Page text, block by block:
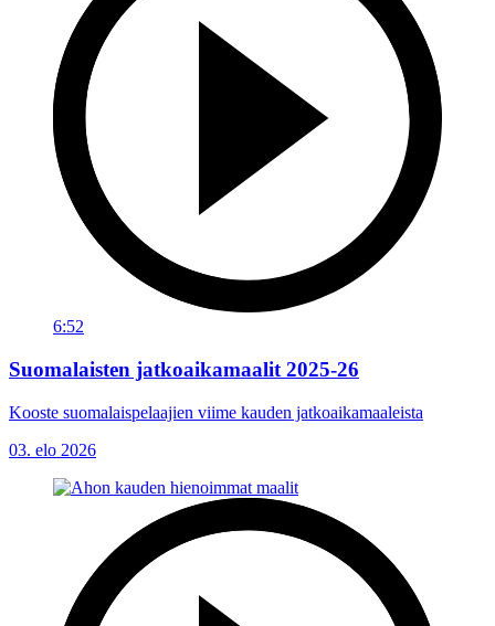
6:52
Suomalaisten jatkoaikamaalit 2025-26
Kooste suomalaispelaajien viime kauden jatkoaikamaaleista
03. elo 2026